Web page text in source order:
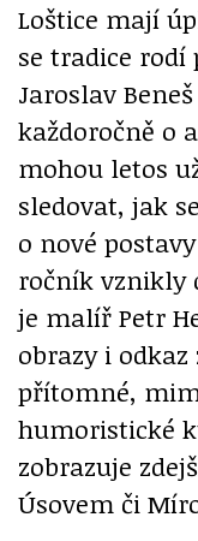
Loštice mají
se tradice
Jaroslav
každoročně o
mohou letos
sledovat, jak
o nové
ročník vznikly
je malíř Petr
obrazy i
přítomné,
humoristické
zobrazuje
Úsovem či